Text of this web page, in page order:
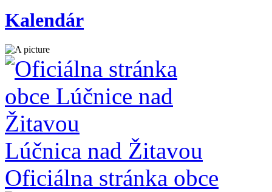
Kalendár
Lúčnica nad Žitavou
Oficiálna stránka obce